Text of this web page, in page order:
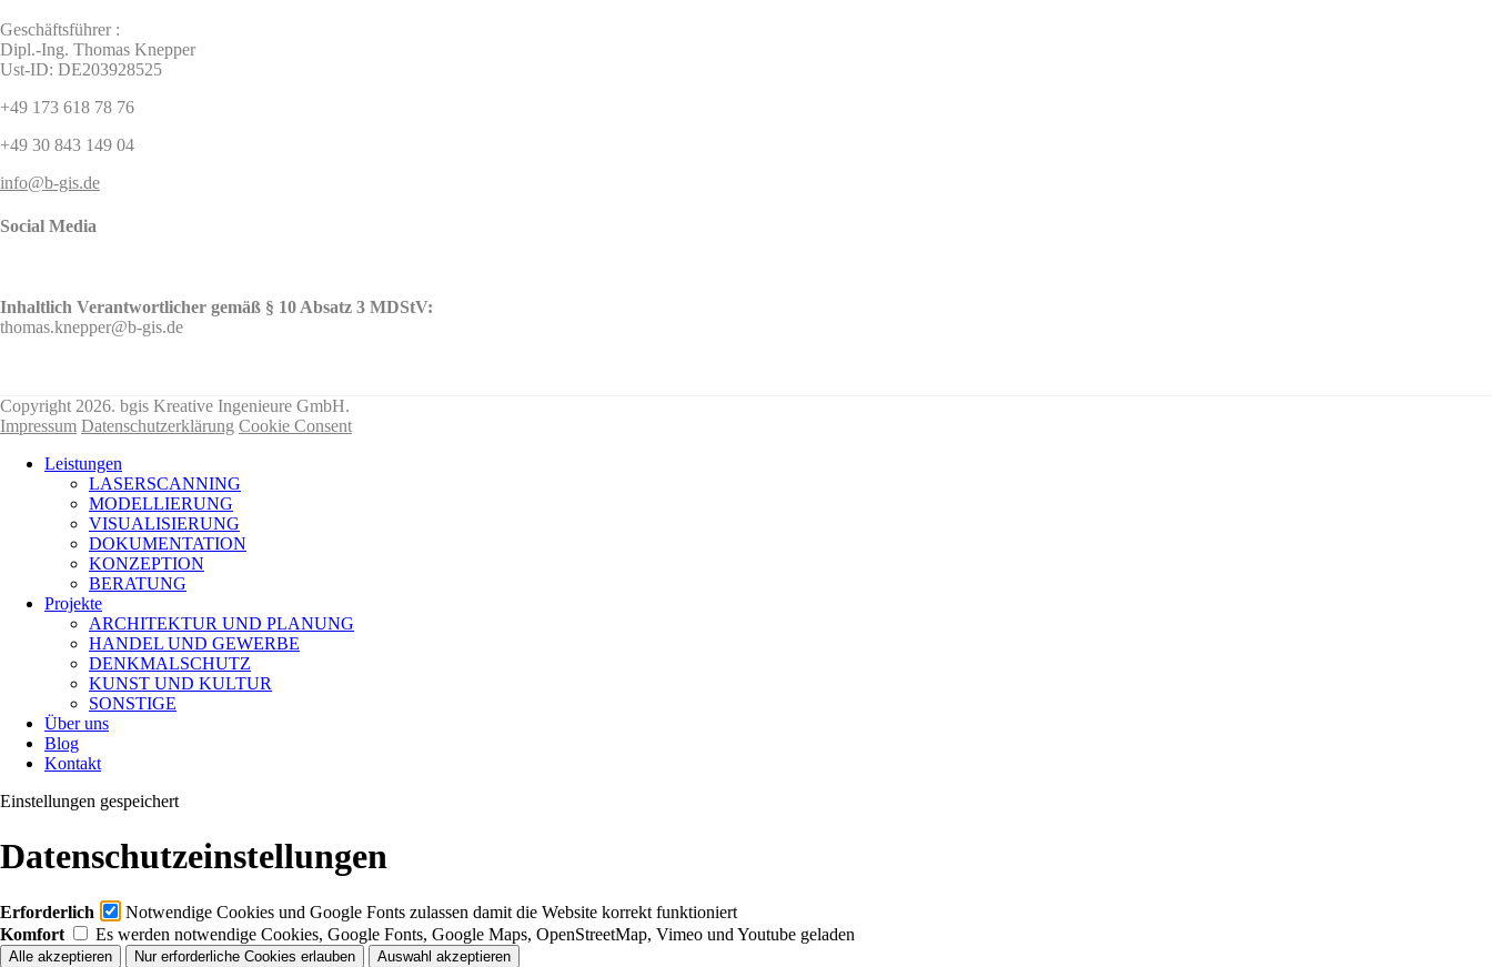
Geschäftsführer :
Dipl.-Ing. Thomas Knepper
Ust-ID: DE203928525
+49 173 618 78 76
+49 30 843 149 04
info@b-gis.de
Social Media
Inhaltlich Verantwortlicher gemäß § 10 Absatz 3 MDStV:
thomas.knepper@b-gis.de
Copyright 2026. bgis Kreative Ingenieure GmbH.
Impressum Datenschutzerklärung Cookie Consent
Leistungen
LASERSCANNING
MODELLIERUNG
VISUALISIERUNG
DOKUMENTATION
KONZEPTION
BERATUNG
Projekte
ARCHITEKTUR UND PLANUNG
HANDEL UND GEWERBE
DENKMALSCHUTZ
KUNST UND KULTUR
SONSTIGE
Über uns
Blog
Kontakt
Einstellungen gespeichert
Datenschutzeinstellungen
Erforderlich
Notwendige Cookies und Google Fonts zulassen damit die Website korrekt funktioniert
Komfort
Es werden notwendige Cookies, Google Fonts, Google Maps, OpenStreetMap, Vimeo und Youtube geladen